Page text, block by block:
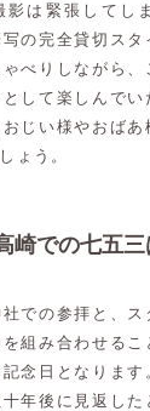
影は緊張してし
の完全貸切ス
べりしながら
して楽しんでい
じい様やおば
ょう。
崎での七五
での参拝と、
組み合わせる
念日となりま
年後に見返し